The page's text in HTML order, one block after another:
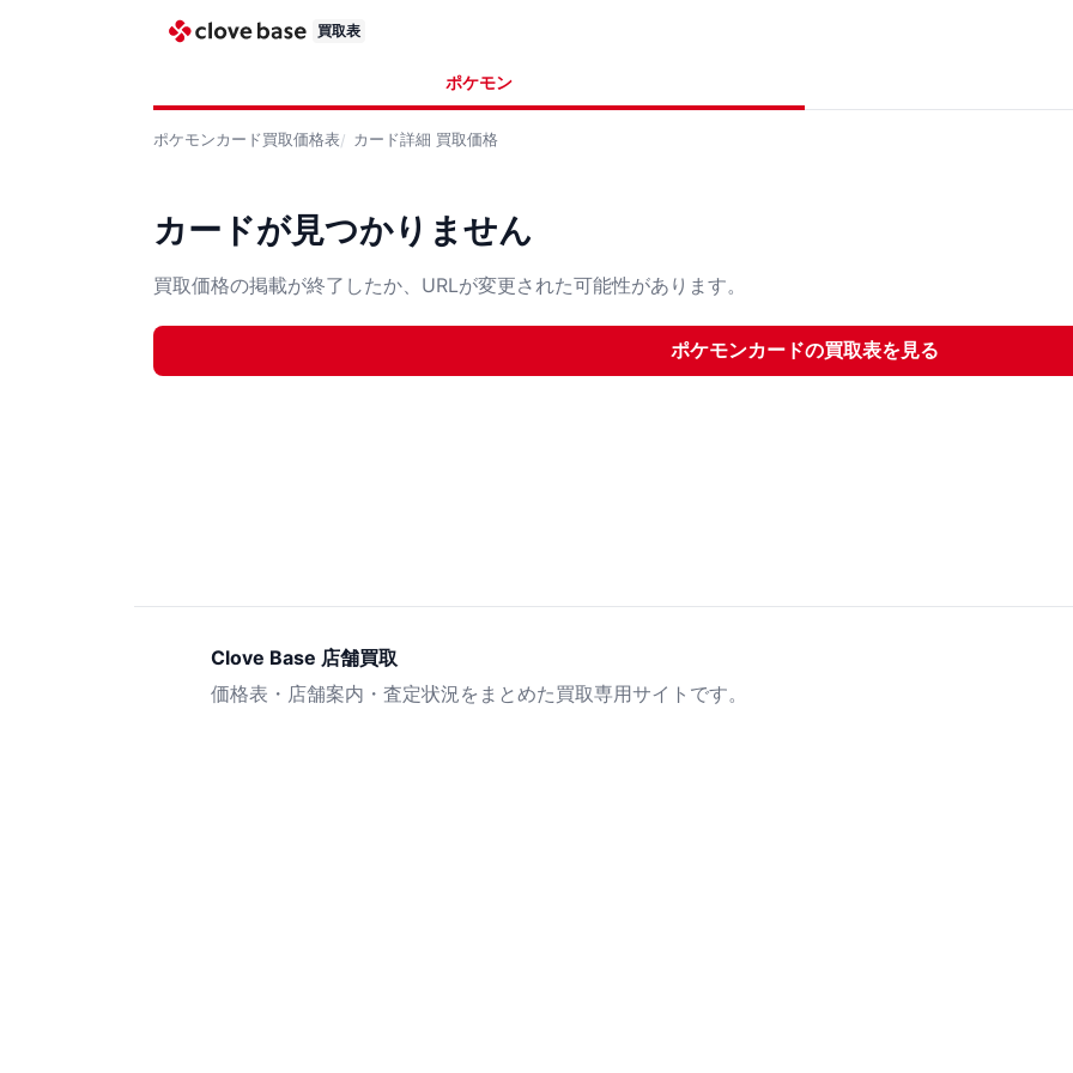
買取表
ポケモン
ポケモンカード買取価格表 カード詳細 買取価格
カードが見つかりません
買取価格の掲載が終了したか、URLが変更された可能性があります。
ポケモンカードの買取表を見る
Clove Base 店舗買取
価格表・店舗案内・査定状況をまとめた買取専用サイトです。